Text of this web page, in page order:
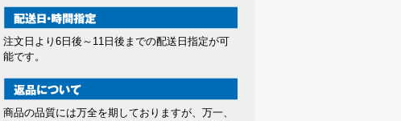
注文日より6日後～11日後までの配送日指定が可
能です。
商品の品質には万全を期しておりますが、万一、